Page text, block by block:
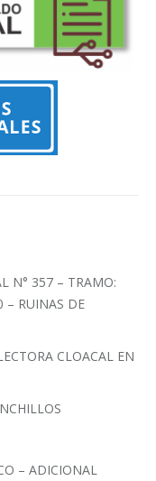
N° 357 – TRAMO:
– RUINAS DE
CLOACAL EN
– ADICIONAL